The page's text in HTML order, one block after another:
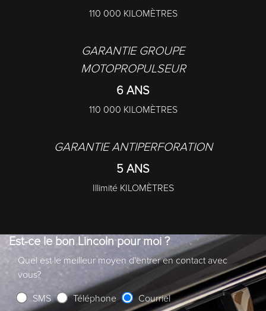
110 000 KILOMÈTRES
GARANTIE GROUPE
MOTOPROPULSEUR
6 ANS
110 000 KILOMÈTRES
GARANTIE ANTIPERFORATION
5 ANS
Illimité KILOMÈTRES
Est-ce le bon Lincoln pour moi ?
Quel est le meilleur moyen d'entrer en contact avec
vous?
SMS Téléphone Courriel